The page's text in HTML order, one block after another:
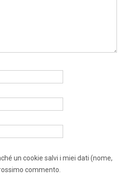
un cookie salvi i miei dati (nome,
commento.